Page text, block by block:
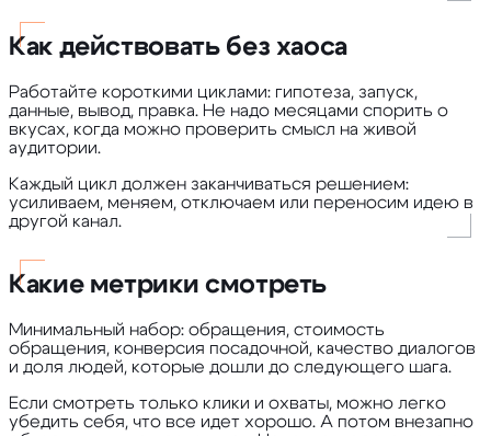
Как действовать без хаоса
Работайте короткими циклами: гипотеза, запуск,
данные, вывод, правка. Не надо месяцами спорить о
вкусах, когда можно проверить смысл на живой
аудитории.
Каждый цикл должен заканчиваться решением:
усиливаем, меняем, отключаем или переносим идею в
другой канал.
Какие метрики смотреть
Минимальный набор: обращения, стоимость
обращения, конверсия посадочной, качество диалогов
и доля людей, которые дошли до следующего шага.
Если смотреть только клики и охваты, можно легко
убедить себя, что все идет хорошо. А потом внезапно